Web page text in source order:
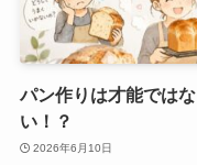
パン作りは才能ではな
い！？
2026年6月10日